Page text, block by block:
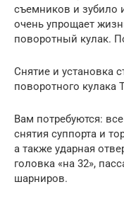
съемников и зубило
очень упрощает
поворотный кулак.
Снятие и установка
поворотного кулака
Вам потребуются:
снятия суппорта и
а также ударная
головка «на 32»,
шарниров.